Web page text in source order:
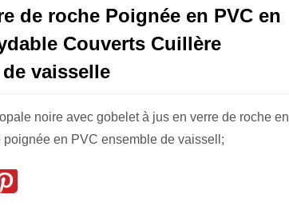
de roche Poignée en PVC en
Couverts Cuillère
vaisselle
noire avec gobelet à jus en verre de roche en
en PVC ensemble de vaissell;